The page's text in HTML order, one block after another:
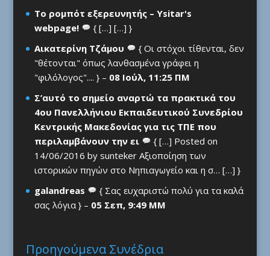
Το ρομπότ εξερευνητής – Ysitar's
webpage!
{ […] […] }
Αικατερίνη Τζάμου
{ Οι στόχοι τίθενται, δεν
"θέτονται" όπως λανθασμένα γράφει η
"φιλόλογος".... } – 08 Ιούλ, 11:25 ΠΜ
Σ’αυτό το σημείο αναρτώ τα πρακτικά του
4ου Πανελλήνιου Εκπαιδευτικού Συνεδρίου
Κεντρικής Μακεδονίας για τις ΤΠΕ που
περιλαμβάνουν την ει
{ […] Posted on
14/06/2016 by sunteker Αξιοποίηση των
ιστορικών πηγών στο Νηπιαγωγείο και η σ… […] }
galandreas
{ Σας ευχαριστώ πολύ για τα καλά
σας λόγια } – 05 Σεπ, 9:49 ΜΜ
Προηγούμενα Συνέδρια